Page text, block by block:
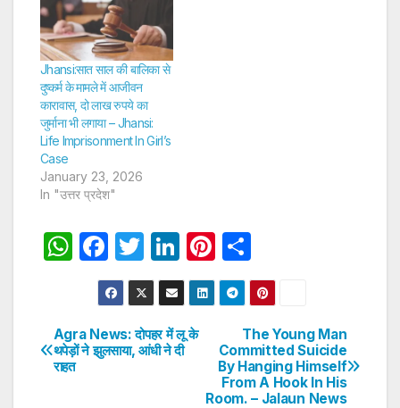
Jhansi:सात साल की बालिका से
दुष्कर्म के मामले में आजीवन
कारावास, दो लाख रुपये का
जुर्माना भी लगाया – Jhansi:
Life Imprisonment In Girl’s
Case
January 23, 2026
In "उत्तर प्रदेश"
W
s
A
F
a
c
e
b
T
w
itt
er
Li
n
k
e
dI
Pi
nt
er
st
h
ar
e
Post
navigation
The Young Man
Committed Suicide
By Hanging Himself
From A Hook In His
Room. – Jalaun News
Agra News: दोपहर में लू के
थपेड़ों ने झुलसाया, आंधी ने दी
राहत